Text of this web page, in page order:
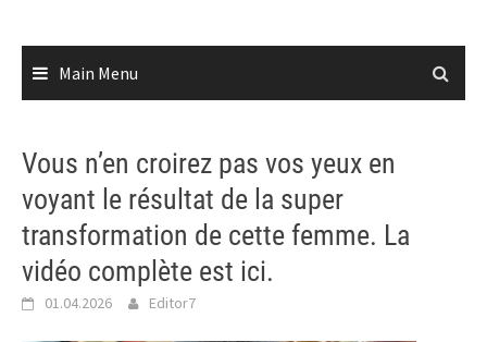
Main Menu
Vous n’en croirez pas vos yeux en
voyant le résultat de la super
transformation de cette femme. La
vidéo complète est ici.
01.04.2026 Editor7